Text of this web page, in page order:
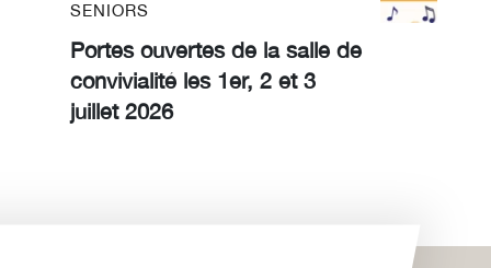
SENIORS
Portes ouvertes de la salle de
convivialité les 1er, 2 et 3
juillet 2026